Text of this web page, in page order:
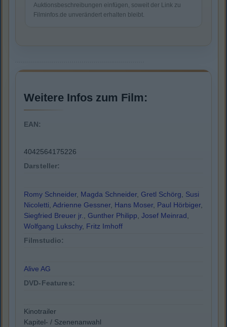
Auktionsbeschreibungen einfügen, soweit der Link zu
Filminfos.de unverändert erhalten bleibt.
Weitere Infos zum Film:
EAN:
4042564175226
Darsteller:
Romy Schneider, Magda Schneider, Gretl Schörg, Susi
Nicoletti, Adrienne Gessner, Hans Moser, Paul Hörbiger,
Siegfried Breuer jr., Gunther Philipp, Josef Meinrad,
Wolfgang Lukschy, Fritz Imhoff
Filmstudio:
Alive AG
DVD-Features:
Kinotrailer
Kapitel- / Szenenanwahl